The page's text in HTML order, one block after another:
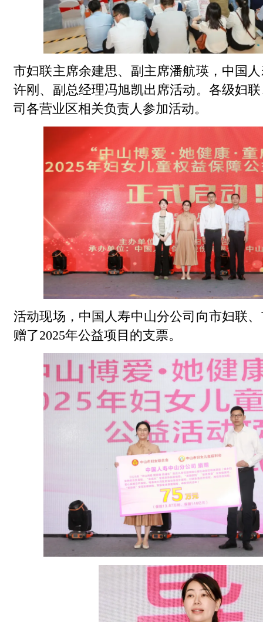
市妇联主席余建思、副主席潘航瑛，中国
许刚、副总经理冯旭凯出席活动。各级妇
司各营业区相关负责人参加活动。
活动现场，中国人寿中山分公司向市妇联
赠了2025年公益项目的支票。